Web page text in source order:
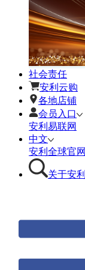
社会责任
安利云购
各地店铺
会员入口
安利易联网
中文
安利全球官网
关于安利